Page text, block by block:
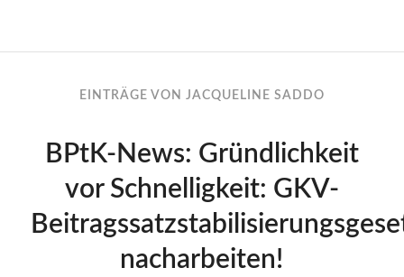
EINTRÄGE VON JACQUELINE SADDO
BPtK-News: Gründlichkeit
vor Schnelligkeit: GKV-
nacharbeiten!